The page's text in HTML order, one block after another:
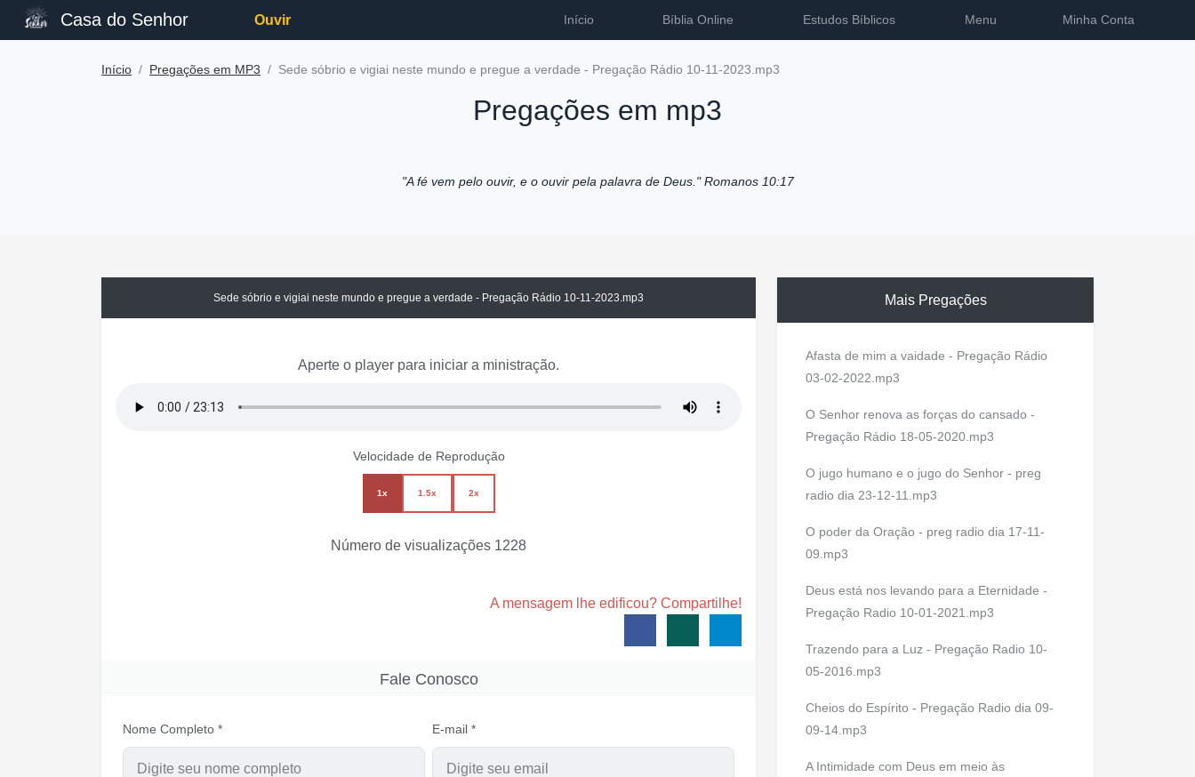
Casa do Senhor Ouvir Início Bíblia Online Estudos Bíblicos Menu Minha Conta
Início Pregações em MP3 Sede sóbrio e vigiai neste mundo e pregue a verdade - Pregação Rádio 10-11-2023.mp3
Pregações em mp3
"A fé vem pelo ouvir, e o ouvir pela palavra de Deus."Romanos 10:17
Sede sóbrio e vigiai neste mundo e pregue a verdade - Pregação Rádio 10-11-2023.mp3
Aperte o player para iniciar a ministração.
Velocidade de Reprodução
1x 1.5x 2x
Número de visualizações 1228
A mensagem lhe edificou? Compartilhe!
Fale Conosco
Nome Completo * E-mail *
Mais Pregações
Afasta de mim a vaidade - Pregação Rádio
03-02-2022.mp3
O Senhor renova as forças do cansado -
Pregação Rádio 18-05-2020.mp3
O jugo humano e o jugo do Senhor - preg
radio dia 23-12-11.mp3
O poder da Oração - preg radio dia 17-11-
09.mp3
Deus está nos levando para a Eternidade -
Pregação Radio 10-01-2021.mp3
Trazendo para a Luz - Pregação Radio 10-
05-2016.mp3
Cheios do Espírito - Pregação Radio dia 09-
09-14.mp3
A Intimidade com Deus em meio às